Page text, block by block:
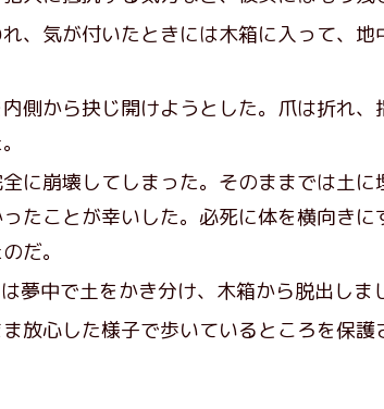
、気が付いたときには木箱に入って、
側から抉じ開けようとした。爪は折れ
に崩壊してしまった。そのままでは土
たことが幸いした。必死に体を横向き
だ。
夢中で土をかき分け、木箱から脱出しま
放心した様子で歩いているところを保護